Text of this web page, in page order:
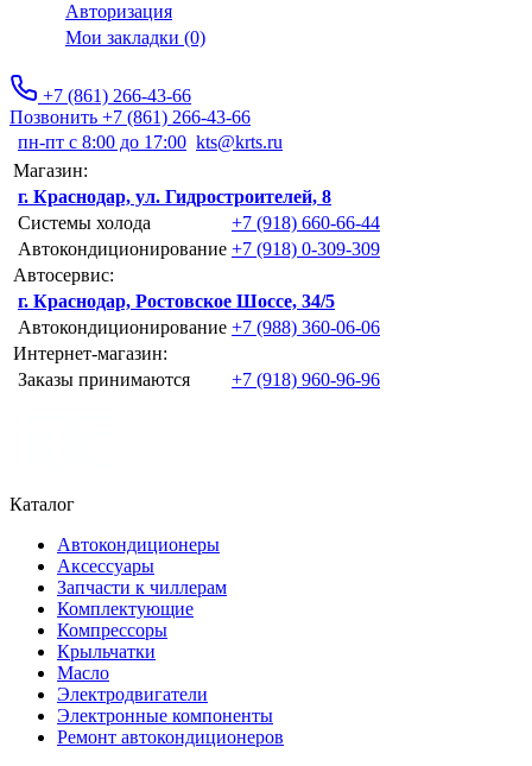
Авторизация
Мои закладки (0)
+7 (861) 266-43-66
Позвонить +7 (861) 266-43-66
пн-пт с 8:00 до 17:00 kts@krts.ru
Магазин:
г. Краснодар, ул. Гидростроителей, 8
Системы холода
+7 (918) 660-66-44
Автокондиционирование +7 (918) 0-309-309
Автосервис:
г. Краснодар, Ростовское Шоссе, 34/5
Автокондиционирование +7 (988) 360-06-06
Интернет-магазин:
Заказы принимаются
+7 (918) 960-96-96
Каталог
Автокондиционеры
Аксессуары
Запчасти к чиллерам
Комплектующие
Компрессоры
Крыльчатки
Масло
Электродвигатели
Электронные компоненты
Ремонт автокондиционеров